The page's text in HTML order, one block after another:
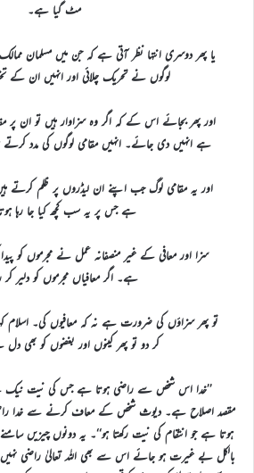
مٹ گیا ہے۔
یا پھر دوسری انتہا نظر آتی ہے کہ جن میں مسلمان
لوگوں نے تحریک چلائی اور انہیں ان کے
اور پھر بجائے اس کے کہ اگر وہ سزاوار ہیں تو ان پر
ہے انہیں دی جائے۔ انہیں مقامی لوگوں کی مدد کرتے
اور یہ مقامی لوگ جب اپنے ان لیڈروں پر ظلم کرتے
ہے جس پر یہ سب کچھ کیا جا رہا
سزا اور معافی کے غیر منصفانہ عمل نے مجرموں کو
ہے۔ اگر معافیاں مجرموں کو دلیر
تو پھر سزاؤں کی ضرورت ہے نہ کہ معافیوں کی۔
کر دو تو پھر کینوں اور بغضوں کو بھی
’’خدا اس شخص سے راضی ہوتا ہے جس کی نیت نیک
مقصد اصلاح ہے۔ دیوث شخص کے معاف کرنے سے خدا
ہوتا ہے جو انتقام کی نیت رکھتا ہو‘‘۔ یہ دونوں چیزیں
بالکل بے غیرت ہو جائے اس سے بھی اللہ تعالیٰ راضی نہیں